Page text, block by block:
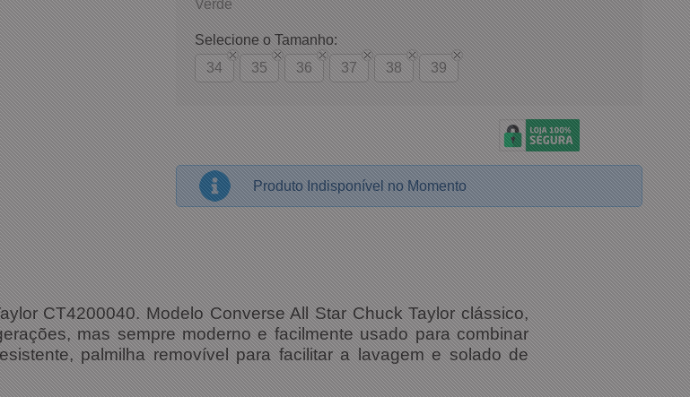
Verde
Selecione o Tamanho:
34
35 36 37 38 39
Produto Indisponível no Momento
CT4200040. Modelo Converse All StarChuck Taylorclássico,
mas sempre moderno e facilmente usado para combinar
palmilha removível para facilitar a lavagem e solado de